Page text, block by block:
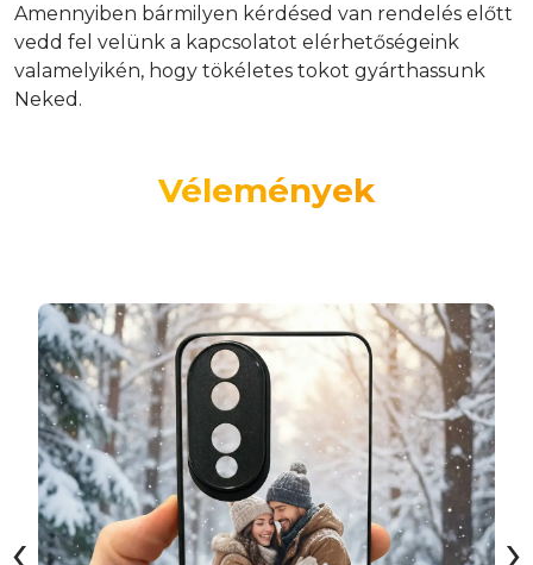
Amennyiben bármilyen kérdésed van rendelés előtt
vedd fel velünk a kapcsolatot elérhetőségeink
valamelyikén, hogy tökéletes tokot gyárthassunk
Neked.
Vélemények